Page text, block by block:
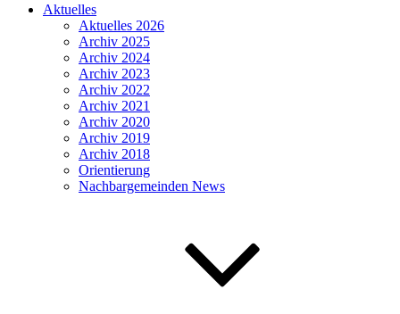
Aktuelles
Aktuelles 2026
Archiv 2025
Archiv 2024
Archiv 2023
Archiv 2022
Archiv 2021
Archiv 2020
Archiv 2019
Archiv 2018
Orientierung
Nachbargemeinden News